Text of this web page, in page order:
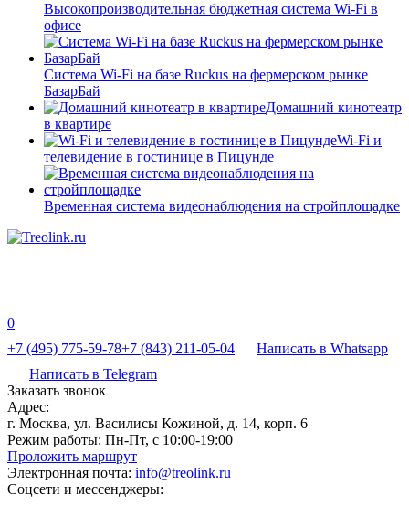
Высокопроизводительная бюджетная система Wi-Fi в
офисе
Система Wi-Fi на базе Ruckus на фермерском рынке
БазарБай
Домашний кинотеатр
в квартире
Wi-Fi и
телевидение в гостинице в Пицунде
Временная система видеонаблюдения на стройплощадке
0
+7 (495) 775-59-78+7 (843) 211-05-04
Написать в Whatsapp
Написать в Telegram
Заказать звонок
Адрес:
г. Москва, ул. Василисы Кожиной, д. 14, корп. 6
Режим работы: Пн-Пт, с 10:00-19:00
Проложить маршрут
Электронная почта: info@treolink.ru
Соцсети и мессенджеры: